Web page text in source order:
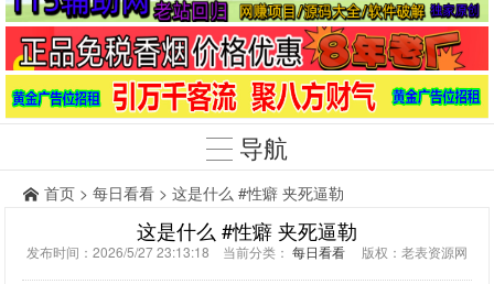
导航
首页 > 每日看看 > 这是什么 #性癖 夹死逼勒
这是什么 #性癖 夹死逼勒
发布时间：2026/5/27 23:13:18 当前分类： 每日看看 版权：老表资源网